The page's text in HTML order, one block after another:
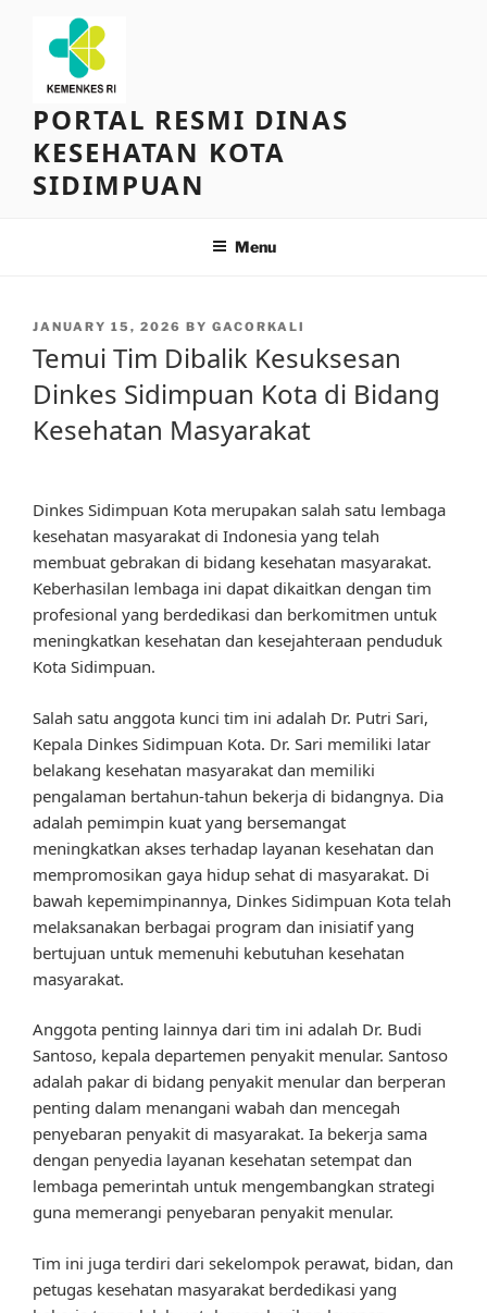
content
PORTAL RESMI DINAS
KESEHATAN KOTA
SIDIMPUAN
Menu
POSTED
JANUARY 15, 2026 BY GACORKALI
Temui Tim Dibalik Kesuksesan
Dinkes Sidimpuan Kota di Bidang
Kesehatan Masyarakat
Dinkes Sidimpuan Kota merupakan salah satu lembaga
kesehatan masyarakat di Indonesia yang telah
membuat gebrakan di bidang kesehatan masyarakat.
Keberhasilan lembaga ini dapat dikaitkan dengan tim
profesional yang berdedikasi dan berkomitmen untuk
meningkatkan kesehatan dan kesejahteraan penduduk
Kota Sidimpuan.
Salah satu anggota kunci tim ini adalah Dr. Putri Sari,
Kepala Dinkes Sidimpuan Kota. Dr. Sari memiliki latar
belakang kesehatan masyarakat dan memiliki
pengalaman bertahun-tahun bekerja di bidangnya. Dia
adalah pemimpin kuat yang bersemangat
meningkatkan akses terhadap layanan kesehatan dan
mempromosikan gaya hidup sehat di masyarakat. Di
bawah kepemimpinannya, Dinkes Sidimpuan Kota telah
melaksanakan berbagai program dan inisiatif yang
bertujuan untuk memenuhi kebutuhan kesehatan
masyarakat.
Anggota penting lainnya dari tim ini adalah Dr. Budi
Santoso, kepala departemen penyakit menular. Santoso
adalah pakar di bidang penyakit menular dan berperan
penting dalam menangani wabah dan mencegah
penyebaran penyakit di masyarakat. Ia bekerja sama
dengan penyedia layanan kesehatan setempat dan
lembaga pemerintah untuk mengembangkan strategi
guna memerangi penyebaran penyakit menular.
Tim ini juga terdiri dari sekelompok perawat, bidan, dan
petugas kesehatan masyarakat berdedikasi yang